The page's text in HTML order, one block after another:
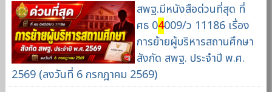
สพฐ.มีหนังสือด่วนที่สุด ที่
ศธ 04009/ว 11186 เรื่อง
การย้ายผู้บริหารสถานศึกษา
สังกัด สพฐ. ประจำปี พ.ศ.
2569 (ลงวันที่ 6 กรกฎาคม 2569)